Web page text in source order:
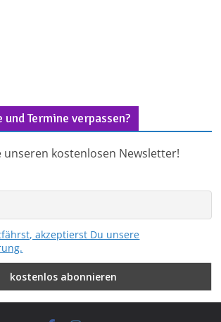
Termine verpassen?
kostenlosen Newsletter!
akzeptierst Du unsere